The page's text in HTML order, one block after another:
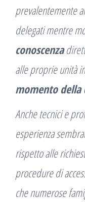
prevalentemente
delegati mentre
conoscenza
alle proprie unità
momento della
Anche tecnici e
esperienza
rispetto alle
procedure di
che numerose